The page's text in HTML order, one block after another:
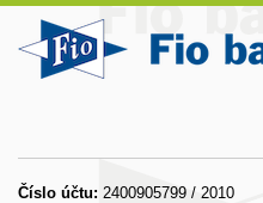
Číslo účtu: 2400905799 / 2010